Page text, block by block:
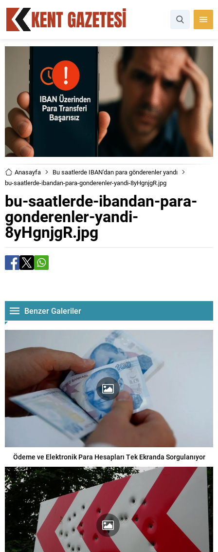
Anasayfa
Bu saatlerde IBAN'dan para gönderenler yandı
bu-saatlerde-ibandan-para-gonderenler-yandi-8yHgnjgR.jpg
bu-saatlerde-ibandan-para-
gonderenler-yandi-
8yHgnjgR.jpg
Benzer Galeriler
Ödeme ve Elektronik Para Hesapları Tek Ekranda Sorgulanıyor